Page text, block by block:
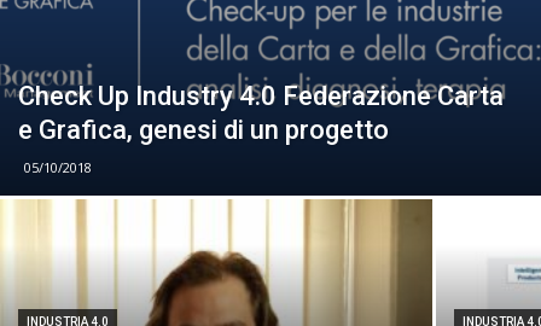
Check Up Industry 4.0 Federazione Carta
e Grafica, genesi di un progetto
05/10/2018
INDUSTRIA 4.0 INDUSTRIA